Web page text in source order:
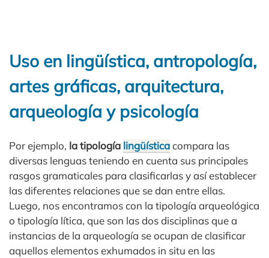
Uso en lingüística, antropología,
artes gráficas, arquitectura,
arqueología y psicología
Por ejemplo, la tipología lingüísticacompara las
diversas lenguas teniendo en cuenta sus principales
rasgos gramaticales para clasificarlas y así establecer
las diferentes relaciones que se dan entre ellas.
Luego, nos encontramos con la tipología arqueológica
o tipología lítica, que son las dos disciplinas que a
instancias de la arqueología se ocupan de clasificar
aquellos elementos exhumados in situ en las